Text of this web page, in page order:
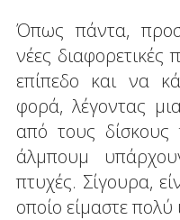
Όπως πάντα,
νέες διαφορετικές
επίπεδο και να
φορά, λέγοντας
από τους
άλμπουμ
πτυχές. Σίγουρα,
οποίο είμαστε πολύ